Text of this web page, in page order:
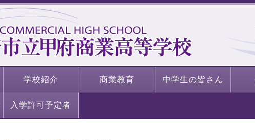
学校紹介 商業教育 中学生の皆さん
入学許可予定者